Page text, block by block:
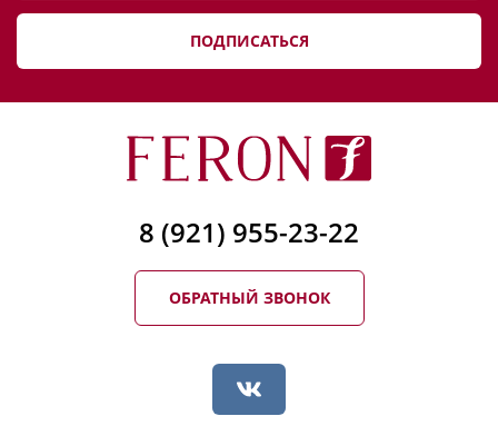
ПОДПИСАТЬСЯ
8 (921) 955-23-22
ОБРАТНЫЙ ЗВОНОК